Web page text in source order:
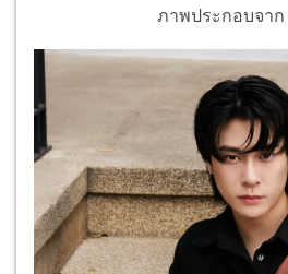
ภาพประกอบจาก